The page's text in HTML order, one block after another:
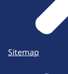
Sitemap